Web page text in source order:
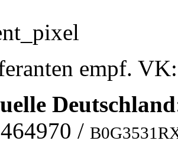
empf.
Deutschland
/